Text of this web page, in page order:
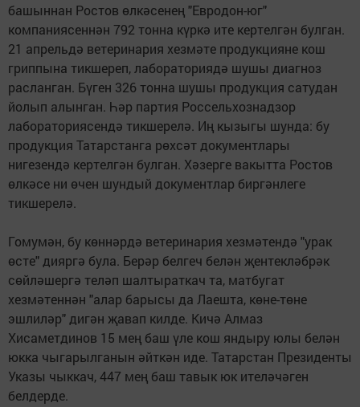
башыннан Ростов өлкәсенең "Евродон-юг"
компаниясеннән 792 тонна күркә ите кертелгән булган.
21 апрельдә ветеринария хезмәте продукцияне кош
гриппына тикшереп, лабораториядә шушы диагноз
расланган. Бүген 326 тонна шушы продукция сатудан
йолып алынган. Һәр партия Россельхознадзор
лабораториясендә тикшерелә. Иң кызыгы шунда: бу
продукция Татарстанга рөхсәт документлары
нигезендә кертелгән булган. Хәзерге вакытта Ростов
өлкәсе ни өчен шундый документлар биргәнлеге
тикшерелә.
Гомумән, бу көннәрдә ветеринария хезмәтендә "урак
өсте" дияргә була. Берәр белгеч белән җентекләбрәк
сөйләшергә теләп шалтыраткач та, матбугат
хезмәтеннән "алар барысы да Лаешта, көне-төне
эшлиләр" дигән җавап килде. Кичә Алмаз
Хисаметдинов 15 мең баш үле кош яндыру юлы белән
юкка чыгарылганын әйткән иде. Татарстан Президенты
Указы чыккач, 447 мең баш тавык юк ителәчәген
белдерде.